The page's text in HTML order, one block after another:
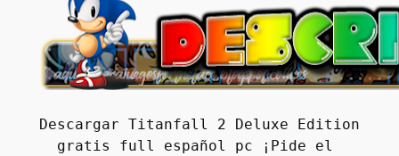
Descargar Titanfall 2 Deluxe Edition
gratis full español pc ¡Pide el